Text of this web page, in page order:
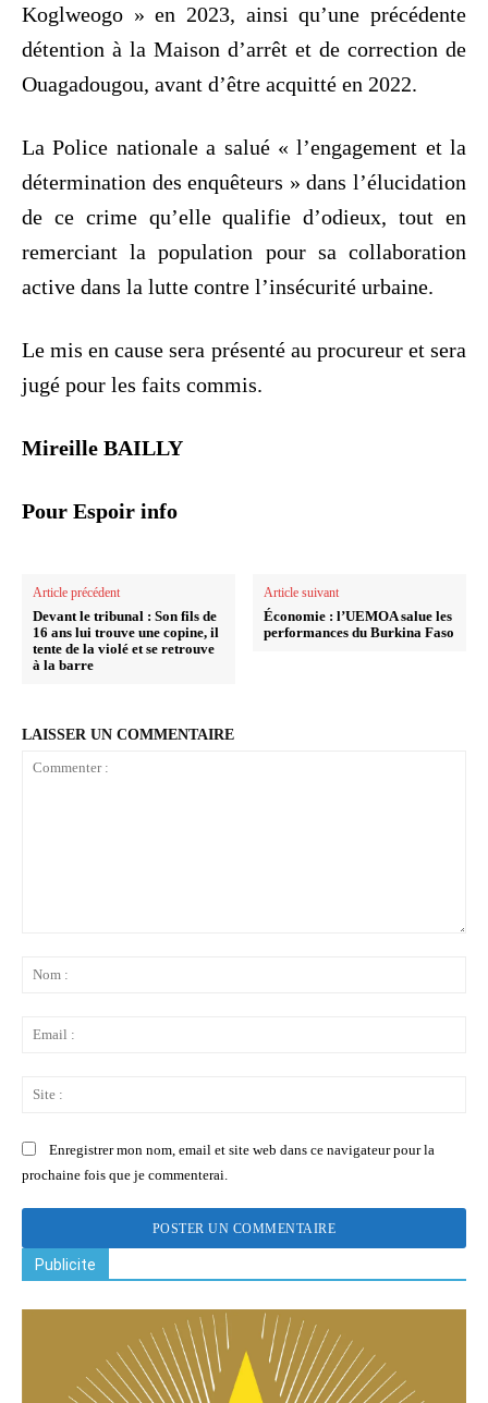
Koglweogo » en 2023, ainsi qu’une précédente
détention à la Maison d’arrêt et de correction de
Ouagadougou, avant d’être acquitté en 2022.
La Police nationale a salué « l’engagement et la
détermination des enquêteurs » dans l’élucidation
de ce crime qu’elle qualifie d’odieux, tout en
remerciant la population pour sa collaboration
active dans la lutte contre l’insécurité urbaine.
Le mis en cause sera présenté au procureur et sera
jugé pour les faits commis.
Mireille BAILLY
Pour Espoir info
Article précédent
Devant le tribunal : Son fils de
16 ans lui trouve une copine, il
tente de la violé et se retrouve
à la barre
Article suivant
Économie : l’UEMOA salue les
performances du Burkina Faso
LAISSER UN COMMENTAIRE
Enregistrer mon nom, email et site web dans ce navigateur pour la
prochaine fois que je commenterai.
Publicite